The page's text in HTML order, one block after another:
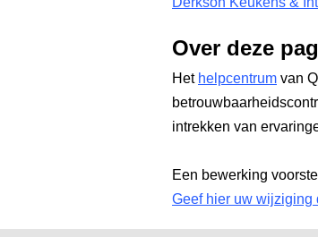
Over deze
Het helpcentrum van
intrekken van
Een bewerking
Geef hier uw wijziging